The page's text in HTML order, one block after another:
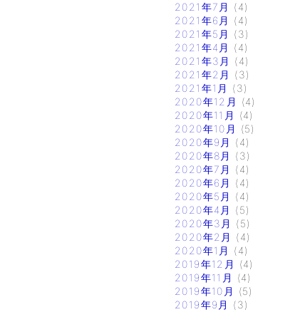
2021年7月
(4)
2021年6月
(4)
2021年5月
(3)
2021年4月
(4)
2021年3月
(4)
2021年2月
(3)
2021年1月
(3)
2020年12月
(4)
2020年11月
(4)
2020年10月
(5)
2020年9月
(4)
2020年8月
(3)
2020年7月
(4)
2020年6月
(4)
2020年5月
(4)
2020年4月
(5)
2020年3月
(5)
2020年2月
(4)
2020年1月
(4)
2019年12月
(4)
2019年11月
(4)
2019年10月
(5)
2019年9月
(3)